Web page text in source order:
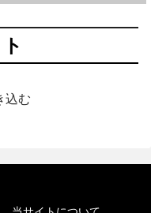
込む